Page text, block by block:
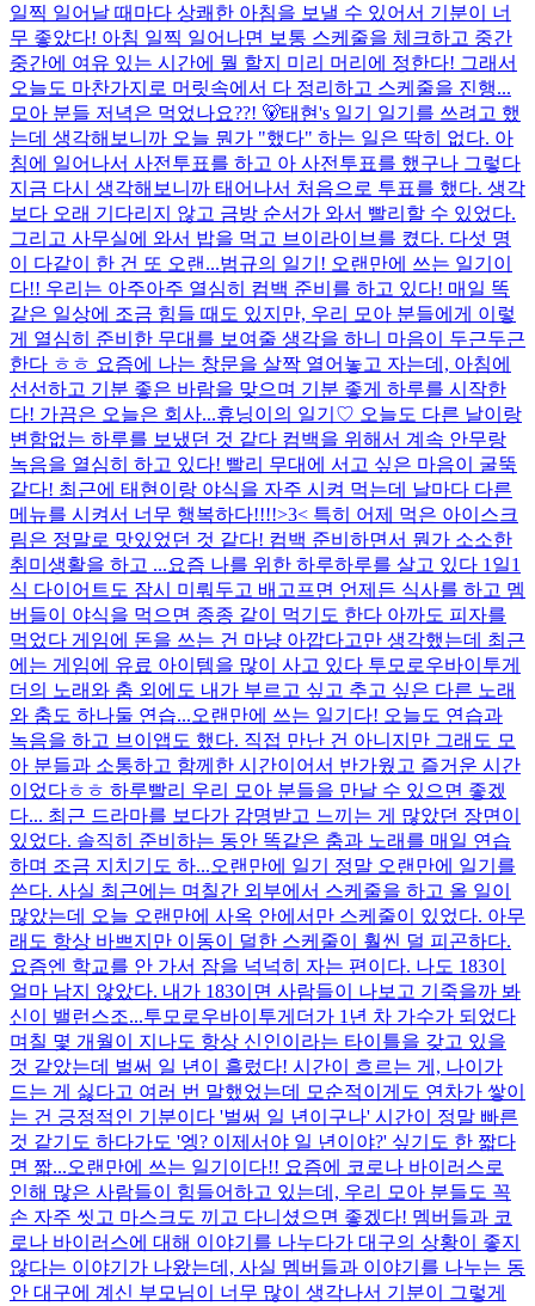
일찍 일어날 때마다 상쾌한 아침을 보낼 수 있어서 기분이 너
무 좋았다! 아침 일찍 일어나면 보통 스케줄을 체크하고 중간
중간에 여유 있는 시간에 뭘 할지 미리 머리에 정한다! 그래서
오늘도 마찬가지로 머릿속에서 다 정리하고 스케줄을 진행...
모아 분들 저녁은 먹었나요??! 🐻태현's 일기 일기를 쓰려고 했
는데 생각해보니까 오늘 뭔가 "했다" 하는 일은 딱히 없다. 아
침에 일어나서 사전투표를 하고 아 사전투표를 했구나 그렇다
지금 다시 생각해보니까 태어나서 처음으로 투표를 했다. 생각
보다 오래 기다리지 않고 금방 순서가 와서 빨리할 수 있었다.
그리고 사무실에 와서 밥을 먹고 브이라이브를 켰다. 다섯 명
이 다같이 한 건 또 오랜...범규의 일기! 오랜만에 쓰는 일기이
다!! 우리는 아주아주 열심히 컴백 준비를 하고 있다! 매일 똑
같은 일상에 조금 힘들 때도 있지만, 우리 모아 분들에게 이렇
게 열심히 준비한 무대를 보여줄 생각을 하니 마음이 두근두근
한다 ㅎㅎ 요즘에 나는 창문을 살짝 열어놓고 자는데, 아침에
선선하고 기분 좋은 바람을 맞으며 기분 좋게 하루를 시작한
다! 가끔은 오늘은 회사...휴닝이의 일기♡ 오늘도 다른 날이랑
변함없는 하루를 보냈던 것 같다 컴백을 위해서 계속 안무랑
녹음을 열심히 하고 있다! 빨리 무대에 서고 싶은 마음이 굴뚝
같다! 최근에 태현이랑 야식을 자주 시켜 먹는데 날마다 다른
메뉴를 시켜서 너무 행복하다!!!!>3< 특히 어제 먹은 아이스크
림은 정말로 맛있었던 것 같다! 컴백 준비하면서 뭔가 소소한
취미생활을 하고 ...요즘 나를 위한 하루하루를 살고 있다 1일1
식 다이어트도 잠시 미뤄두고 배고프면 언제든 식사를 하고 멤
버들이 야식을 먹으면 종종 같이 먹기도 한다 아까도 피자를
먹었다 게임에 돈을 쓰는 건 마냥 아깝다고만 생각했는데 최근
에는 게임에 유료 아이템을 많이 사고 있다 투모로우바이투게
더의 노래와 춤 외에도 내가 부르고 싶고 추고 싶은 다른 노래
와 춤도 하나둘 연습...오랜만에 쓰는 일기다! 오늘도 연습과
녹음을 하고 브이앱도 했다. 직접 만난 건 아니지만 그래도 모
아 분들과 소통하고 함께한 시간이어서 반가웠고 즐거운 시간
이었다ㅎㅎ 하루빨리 우리 모아 분들을 만날 수 있으면 좋겠
다... 최근 드라마를 보다가 감명받고 느끼는 게 많았던 장면이
있었다. 솔직히 준비하는 동안 똑같은 춤과 노래를 매일 연습
하며 조금 지치기도 하...오랜만에 일기 정말 오랜만에 일기를
쓴다. 사실 최근에는 며칠간 외부에서 스케줄을 하고 올 일이
많았는데 오늘 오랜만에 사옥 안에서만 스케줄이 있었다. 아무
래도 항상 바쁘지만 이동이 덜한 스케줄이 훨씬 덜 피곤하다.
요즘엔 학교를 안 가서 잠을 넉넉히 자는 편이다. 나도 183이
얼마 남지 않았다. 내가 183이면 사람들이 나보고 기죽을까 봐
신이 밸런스조...투모로우바이투게더가 1년 차 가수가 되었다
며칠 몇 개월이 지나도 항상 신인이라는 타이틀을 갖고 있을
것 같았는데 벌써 일 년이 흘렀다! 시간이 흐르는 게, 나이가
드는 게 싫다고 여러 번 말했었는데 모순적이게도 연차가 쌓이
는 건 긍정적인 기분이다 '벌써 일 년이구나' 시간이 정말 빠른
것 같기도 하다가도 '엥? 이제서야 일 년이야?' 싶기도 한 짧다
면 짧...오랜만에 쓰는 일기이다!! 요즘에 코로나 바이러스로
인해 많은 사람들이 힘들어하고 있는데, 우리 모아 분들도 꼭
손 자주 씻고 마스크도 끼고 다니셨으면 좋겠다! 멤버들과 코
로나 바이러스에 대해 이야기를 나누다가 대구의 상황이 좋지
않다는 이야기가 나왔는데, 사실 멤버들과 이야기를 나누는 동
안 대구에 계신 부모님이 너무 많이 생각나서 기분이 그렇게